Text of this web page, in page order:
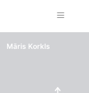
Māris Korkls